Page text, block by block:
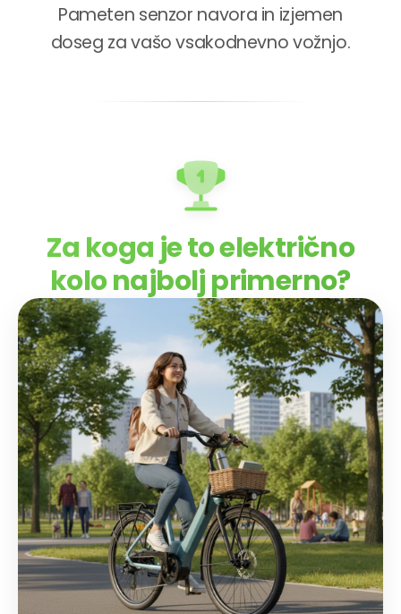
Pameten senzor navora in izjemen
doseg za vašo vsakodnevno vožnjo.
Za koga je to električno
kolo najbolj primerno?